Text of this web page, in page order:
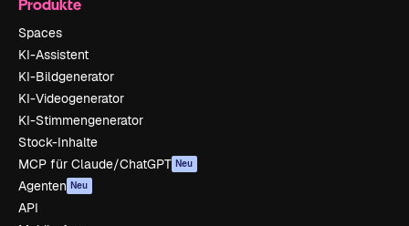
Produkte
Spaces
KI-Assistent
KI-Bildgenerator
KI-Videogenerator
KI-Stimmengenerator
Stock-Inhalte
MCP für Claude/ChatGPT Neu
Agenten Neu
API